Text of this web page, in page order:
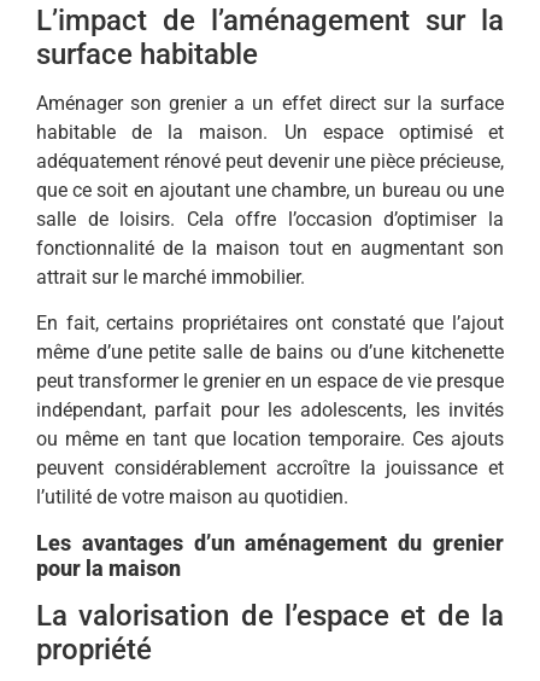
L’impact de l’aménagement sur la
surface habitable
Aménager son grenier a un effet direct sur la surface
habitable de la maison. Un espace optimisé et
adéquatement rénové peut devenir une pièce précieuse,
que ce soit en ajoutant une chambre, un bureau ou une
salle de loisirs. Cela offre l’occasion d’optimiser la
fonctionnalité de la maison tout en augmentant son
attrait sur le marché immobilier.
En fait, certains propriétaires ont constaté que l’ajout
même d’une petite salle de bains ou d’une kitchenette
peut transformer le grenier en un espace de vie presque
indépendant, parfait pour les adolescents, les invités
ou même en tant que location temporaire. Ces ajouts
peuvent considérablement accroître la jouissance et
l’utilité de votre maison au quotidien.
Les avantages d’un aménagement du grenier
pour la maison
La valorisation de l’espace et de la
propriété